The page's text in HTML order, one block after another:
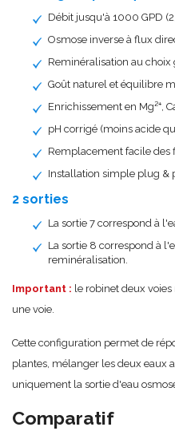
Débit jusqu'à 1000 GPD
Osmose inverse à flux
Reminéralisation au
Goût naturel et équilibre
Enrichissement en Mg²⁺,
pH corrigé (moins acide
Remplacement facile des
Installation simple plug &
2 sorties
La sortie 7 correspond à
La sortie 8 correspond à
reminéralisation.
Important : le robinet deux
une voie.
Cette configuration permet de
plantes, mélanger les deux eaux
uniquement la sortie d'eau
Comparatif